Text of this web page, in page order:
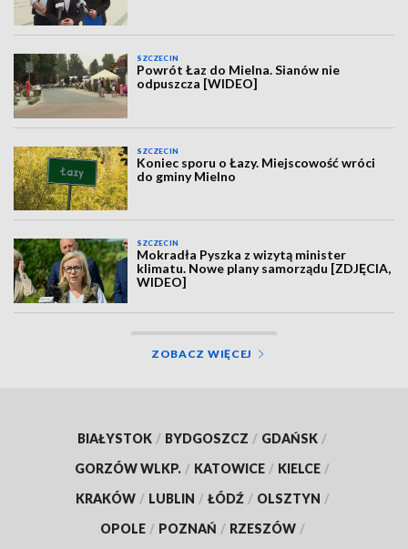
SZCZECIN
Powrót Łaz do Mielna. Sianów nie
odpuszcza [WIDEO]
SZCZECIN
Koniec sporu o Łazy. Miejscowość wróci
do gminy Mielno
SZCZECIN
Mokradła Pyszka z wizytą minister
klimatu. Nowe plany samorządu [ZDJĘCIA,
WIDEO]
ZOBACZ WIĘCEJ
BIAŁYSTOK / BYDGOSZCZ / GDAŃSK /
GORZÓW WLKP. / KATOWICE / KIELCE /
KRAKÓW / LUBLIN / ŁÓDŹ / OLSZTYN /
OPOLE / POZNAŃ / RZESZÓW /